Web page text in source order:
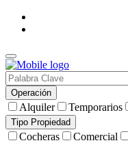
Operación
Alquiler Temporarios
Tipo Propiedad
Cocheras Comercial